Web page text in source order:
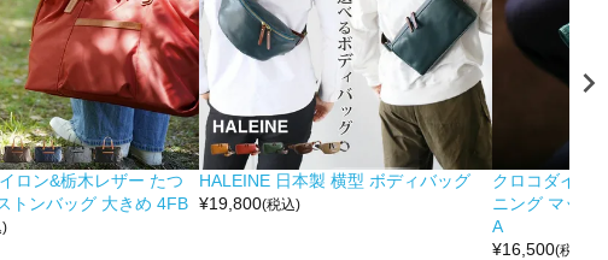
ロン&栃木レザー たつ
トンバッグ 大きめ 4FB
HALEINE 日本製 横型 ボディバッグ
¥19,800(税込)
クロコダイル
ニング マット
A
¥16,500(税込)